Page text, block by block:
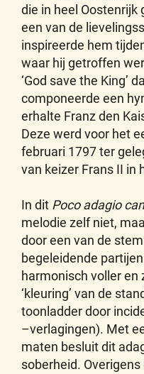
die in heel
een van de
inspireerde hem
waar hij getroffen
‘God save the King’
componeerde een
erhalte Franz den
Deze werd voor het
februari 1797 ter
van keizer Frans II in
In dit Poco adagio
melodie zelf niet,
door een van de
begeleidende
harmonisch voller
‘kleuring’ van de
toonladder door
–verlagingen). Met
maten besluit dit
soberheid.